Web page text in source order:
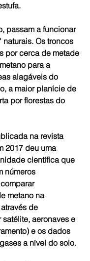
passam a funcionar
Os troncos
por cerca de metade
para a
alagáveis do
a maior planície de
por florestas do
na revista
2017 deu uma
científica que
números
metano na
de
aeronaves e
e os dados
a nível do solo.